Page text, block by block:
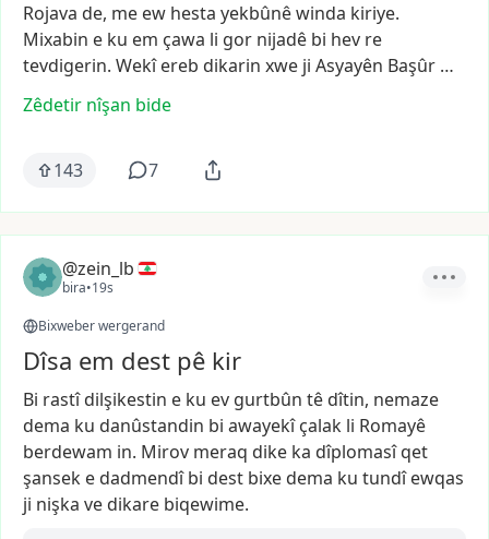
Rojava de, me ew hesta yekbûnêwinda kiriye.
Mixabin e ku em çawa li gor nijadê bi hev re
tevdigerin. Wekî ereb dikarin xwe ji Asyayên Başûr …
Zêdetir nîşan bide
143 7
@zein_lb
bira•19s
Bixweber wergerand
Dîsa em dest pê kir
Bi rastî dilşikestin e ku ev gurtbûn tê dîtin, nemaze
dema ku danûstandin bi awayekî çalak li Romayê
berdewam in. Mirov meraq dike ka dîplomasî qet
şansek e dadmendî bi dest bixe dema ku tundî ewqas
ji nişka ve dikare biqewime.